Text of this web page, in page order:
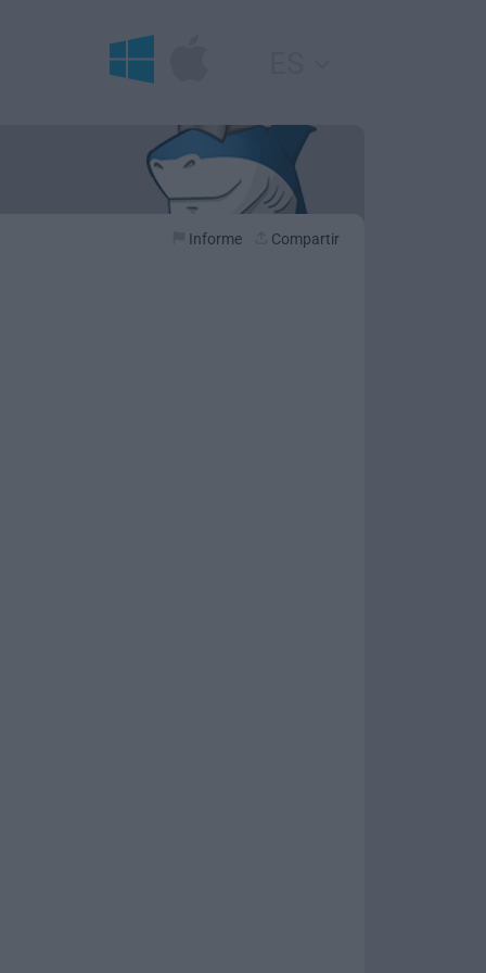
Informe Compartir